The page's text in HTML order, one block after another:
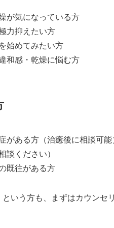
が気になっている方
力抑えたい方
始めてみたい方
和感・乾燥に悩む方
がある方（治癒後に相談可能
談ください）
既往がある方
いう方も、まずはカウンセ